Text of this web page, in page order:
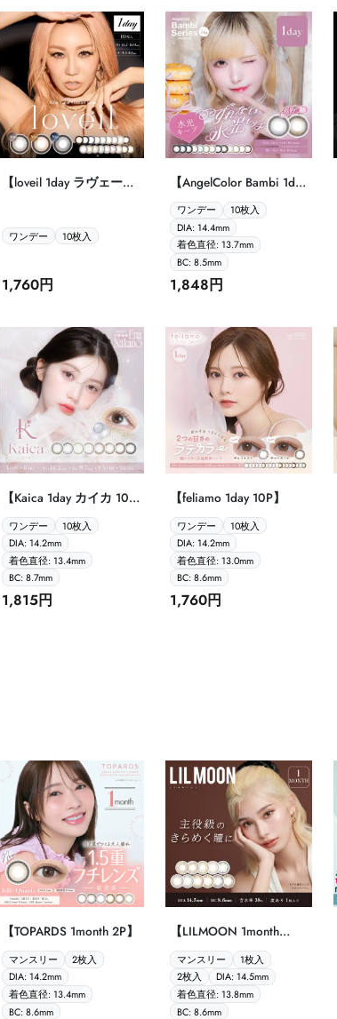
【loveil 1day ラヴェール
ワンデー 10枚入
1,760円
【AngelColor Bambi 1day
丨エンジェルカラー バ
ンビ ワンデー 10枚入】
ワンデー
10枚入
DIA: 14.4mm
着色直径: 13.7mm
BC: 8.5mm
1,848円
【Kaica 1day カイカ 10
枚入】
ワンデー
10枚入
DIA: 14.2mm
着色直径: 13.4mm
BC: 8.7mm
1,815円
【feliamo 1day 10P】
ワンデー
10枚入
DIA: 14.2mm
着色直径: 13.0mm
BC: 8.6mm
1,760円
【TOPARDS 1month 2P】
マンスリー
2枚入
DIA: 14.2mm
着色直径: 13.4mm
BC: 8.6mm
【LILMOON 1month
1P（度あり）/2P（度な
し ）】
マンスリー
1枚入
2枚入
DIA: 14.5mm
着色直径: 13.8mm
BC: 8.6mm